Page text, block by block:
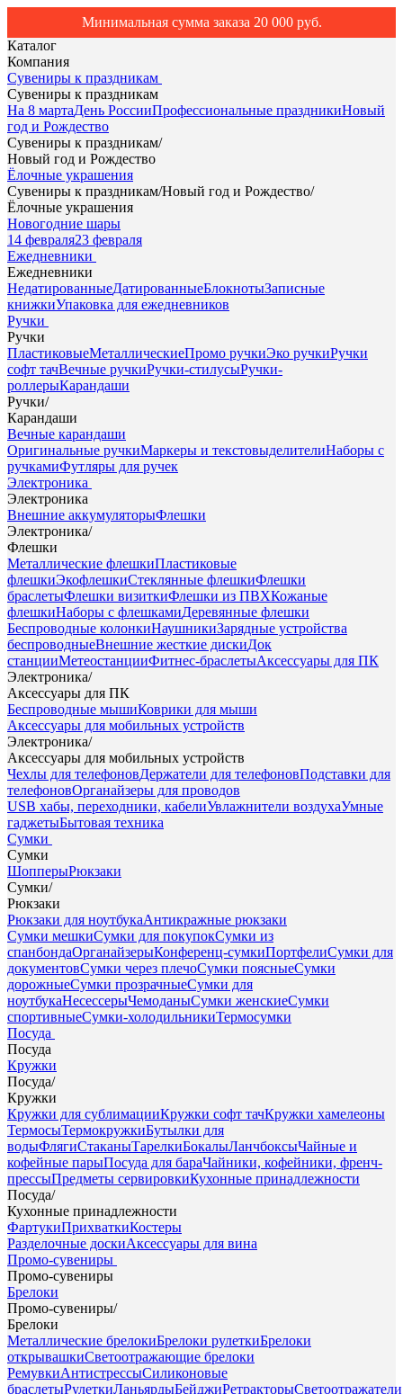
Минимальная сумма заказа 20 000 руб.
Каталог
Компания
Сувениры к праздникам
Сувениры к праздникам
На 8 мартаДень РоссииПрофессиональные праздникиНовый
год и Рождество
Сувениры к праздникам/
Новый год и Рождество
Ёлочные украшения
Сувениры к праздникам/Новый год и Рождество/
Ёлочные украшения
Новогодние шары
14 февраля23 февраля
Ежедневники
Ежедневники
НедатированныеДатированныеБлокнотыЗаписные
книжкиУпаковка для ежедневников
Ручки
Ручки
ПластиковыеМеталлическиеПромо ручкиЭко ручкиРучки
софт тачВечные ручкиРучки-стилусыРучки-
роллерыКарандаши
Ручки/
Карандаши
Вечные карандаши
Оригинальные ручкиМаркеры и текстовыделителиНаборы с
ручкамиФутляры для ручек
Электроника
Электроника
Внешние аккумуляторыФлешки
Электроника/
Флешки
Металлические флешкиПластиковые
флешкиЭкофлешкиСтеклянные флешкиФлешки
браслетыФлешки визиткиФлешки из ПВХКожаные
флешкиНаборы с флешкамиДеревянные флешки
Беспроводные колонкиНаушникиЗарядные устройства
беспроводныеВнешние жесткие дискиДок
станцииМетеостанцииФитнес-браслетыАксессуары для ПК
Электроника/
Аксессуары для ПК
Беспроводные мышиКоврики для мыши
Аксессуары для мобильных устройств
Электроника/
Аксессуары для мобильных устройств
Чехлы для телефоновДержатели для телефоновПодставки для
телефоновОрганайзеры для проводов
USB хабы, переходники, кабелиУвлажнители воздухаУмные
гаджетыБытовая техника
Сумки
Сумки
ШопперыРюкзаки
Сумки/
Рюкзаки
Рюкзаки для ноутбукаАнтикражные рюкзаки
Сумки мешкиСумки для покупокСумки из
спанбондаОрганайзерыКонференц-сумкиПортфелиСумки для
документовСумки через плечоСумки поясныеСумки
дорожныеСумки прозрачныеСумки для
ноутбукаНесессерыЧемоданыСумки женскиеСумки
спортивныеСумки-холодильникиТермосумки
Посуда
Посуда
Кружки
Посуда/
Кружки
Кружки для сублимацииКружки софт тачКружки хамелеоны
ТермосыТермокружкиБутылки для
водыФлягиСтаканыТарелкиБокалыЛанчбоксыЧайные и
кофейные парыПосуда для бараЧайники, кофейники, френч-
прессыПредметы сервировкиКухонные принадлежности
Посуда/
Кухонные принадлежности
ФартукиПрихваткиКостеры
Разделочные доскиАксессуары для вина
Промо-сувениры
Промо-сувениры
Брелоки
Промо-сувениры/
Брелоки
Металлические брелокиБрелоки рулеткиБрелоки
открывашкиСветоотражающие брелоки
РемувкиАнтистрессыСиликоновые
браслетыРулеткиЛаньярдыБейджиРетракторыСветоотражатели